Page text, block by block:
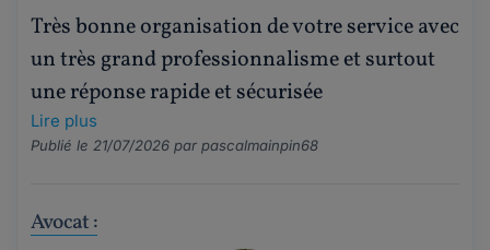
Très bonne organisation de votre service avec
un très grand professionnalisme et surtout
une réponse rapide et sécurisée
Lire plus
Publié le 21/07/2026 par pascalmainpin68
Avocat :